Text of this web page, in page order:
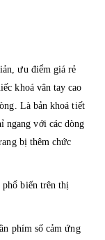
ưu điểm giá rẻ
khoá vân tay cao
Là bản khoá tiết
ngang với các dòng
bị thêm chức
phổ biến trên thị
phím số cảm ứng